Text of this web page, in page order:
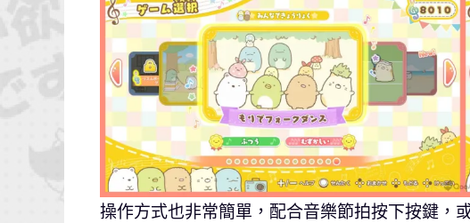
操作方式也非常簡單，配合音樂節拍按下按鍵，